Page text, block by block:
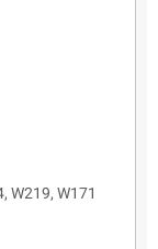
W219, W171